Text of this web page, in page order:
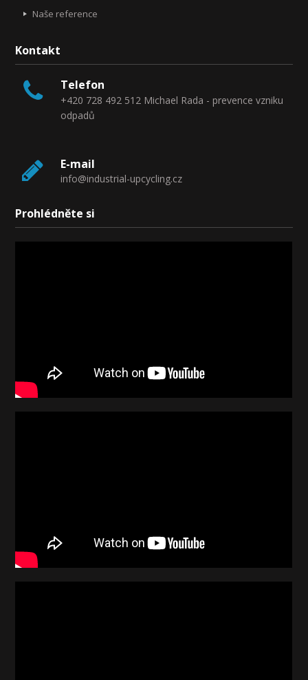
Naše reference
Kontakt
Telefon
+420 728 492 512 Michael Rada - prevence vzniku
odpadů
E-mail
info@industrial-upcycling.cz
Prohlédněte si